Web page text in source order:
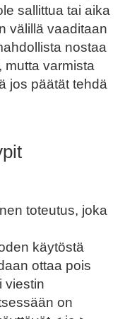
sallittua tai aika
välillä vaaditaan
nostaa
mutta varmista
jos päätät tehdä
toteutus, joka
käytöstä
ottaa pois
viestin
on